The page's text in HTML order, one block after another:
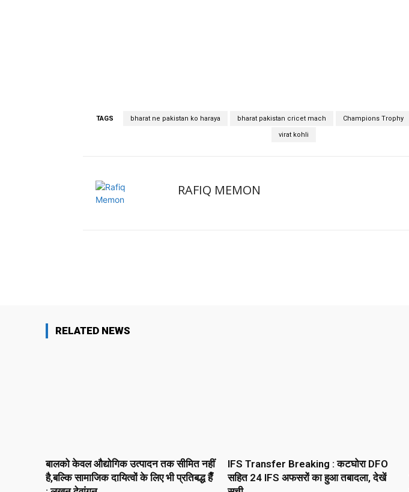
TAGS bharat ne pakistan ko haraya bharat pakistan cricet mach Champions Trophy
virat kohli
RAFIQ MEMON
RELATED NEWS
बालको केवल औद्योगिक उत्पादन तक सीमित नहीं
है,बल्कि सामाजिक दायित्वों के लिए भी प्रतिबद्ध हैँ
IFS Transfer Breaking : कटघोरा DFO
सहित 24 IFS अफसरों का हुआ तबादला, देखें